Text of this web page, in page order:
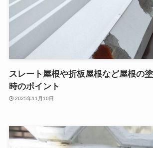
スレート屋根や折板屋根など屋根の
時のポイント
2025年11月10日